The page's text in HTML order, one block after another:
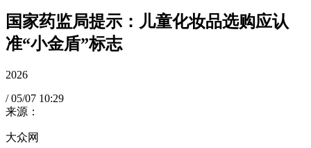
国家药监局提示：儿童化妆品选购应认
准“小金盾”标志
2026
/ 05/07 10:29
来源：
大众网